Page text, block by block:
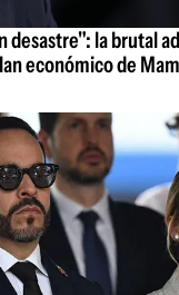
desastre": la brutal
económico de